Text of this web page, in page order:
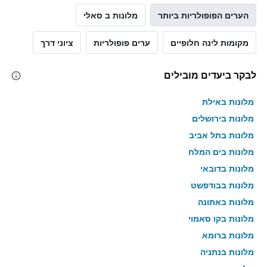
הערים הפופולריות ביותר מלונות ב סאלי
מקומות לינה חלופיים ערים פופולריות ציוני דרך
לבקר ביעדים מובילים
מלונות באילת
מלונות בירושלים
מלונות בתל אביב
מלונות בים המלח
מלונות בדובאי
מלונות בבודפשט
מלונות באתונה
מלונות בקו סאמוי
מלונות ברומא
מלונות בנתניה